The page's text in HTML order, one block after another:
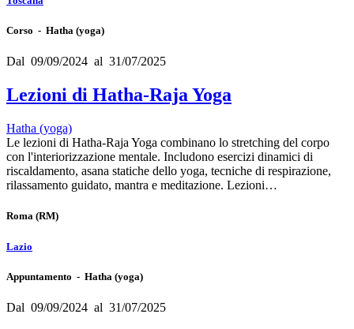
Corso - Hatha (yoga)
Dal 09/09/2024 al 31/07/2025
Lezioni di Hatha-Raja Yoga
Hatha (yoga)
Le lezioni di Hatha-Raja Yoga combinano lo stretching del corpo
con l'interiorizzazione mentale. Includono esercizi dinamici di
riscaldamento, asana statiche dello yoga, tecniche di respirazione,
rilassamento guidato, mantra e meditazione. Lezioni…
Roma (RM)
Lazio
Appuntamento - Hatha (yoga)
Dal 09/09/2024 al 31/07/2025